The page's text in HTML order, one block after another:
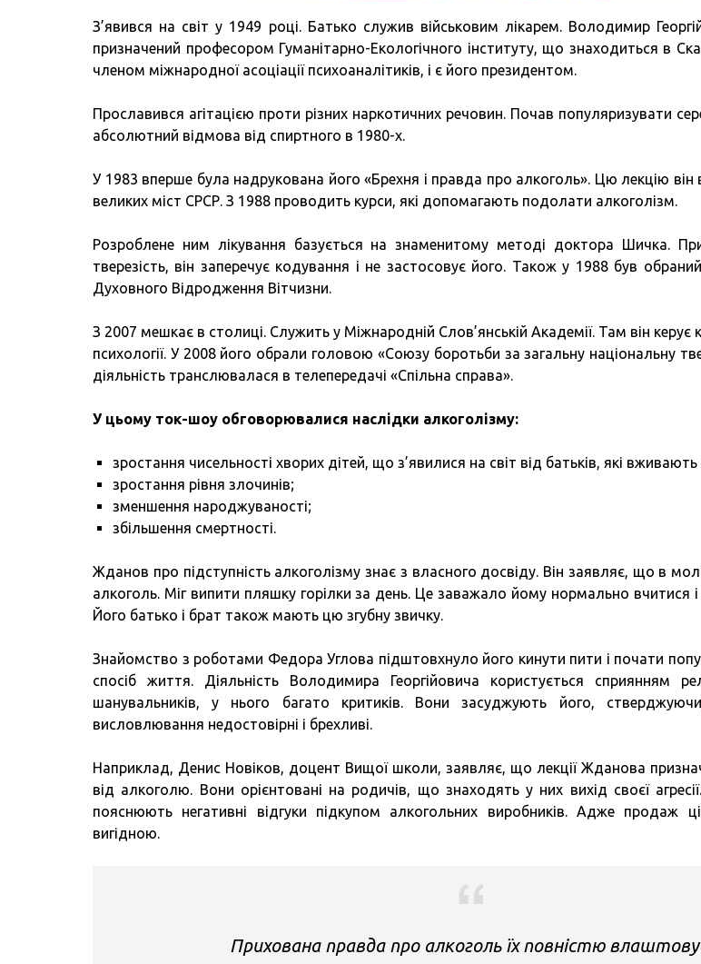
З’явився на світ у 1949 році. Батько служив військовим лікарем. Володимир
призначений професором Гуманітарно-Екологічного інституту, що знаходиться в
членом міжнародної асоціації психоаналітиків, і є його президентом.
Прославився агітацією проти різних наркотичних речовин. Почав популяризувати
абсолютний відмова від спиртного в 1980-х.
У 1983 вперше була надрукована його «Брехня і правда про алкоголь». Цю лекцію він
великих міст СРСР. З 1988 проводить курси, які допомагають подолати алкоголізм.
Розроблене ним лікування базується на знаменитому методі доктора Шичка.
тверезість, він заперечує кодування і не застосовує його. Також у 1988 був
Духовного Відродження Вітчизни.
З 2007 мешкає в столиці. Служить у Міжнародній Слов’янській Академії. Там він
психології. У 2008 його обрали головою «Союзу боротьби за загальну національну
діяльність транслювалася в телепередачі «Спільна справа».
У цьому ток-шоу обговорювалися наслідки алкоголізму:
зростання чисельності хворих дітей, що з’явилися на світ від батьків, які
зростання рівня злочинів;
зменшення народжуваності;
збільшення смертності.
Жданов про підступність алкоголізму знає з власного досвіду. Він заявляє, що в
алкоголь. Міг випити пляшку горілки за день. Це заважало йому нормально вчитися
Його батько і брат також мають цю згубну звичку.
Знайомство з роботами Федора Углова підштовхнуло його кинути пити і почати
спосіб життя. Діяльність Володимира Георгійовича користується сприянням
шанувальників, у нього багато критиків. Вони засуджують його,
висловлювання недостовірні і брехливі.
Наприклад, Денис Новіков, доцент Вищої школи, заявляє, що лекції Жданова
від алкоголю. Вони орієнтовані на родичів, що знаходять у них вихід своєї
пояснюють негативні відгуки підкупом алкогольних виробників. Адже продаж
вигідною.
Прихована правда про алкоголь їх повністю